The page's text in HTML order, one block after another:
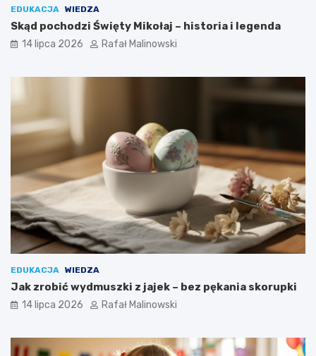
EDUKACJA WIEDZA
Skąd pochodzi Święty Mikołaj – historia i legenda
14 lipca 2026 Rafał Malinowski
EDUKACJA WIEDZA
Jak zrobić wydmuszki z jajek – bez pękania skorupki
14 lipca 2026 Rafał Malinowski